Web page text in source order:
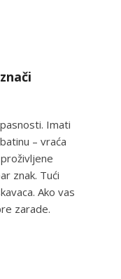
Imati
– vraća
znak. Tući
Ako vas
zarade.